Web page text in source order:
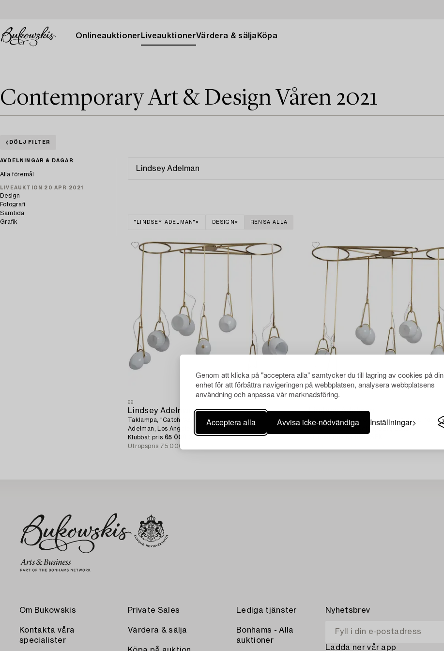
Genom att klicka på "acceptera alla" samtycker du till lagring av cookies på din
enhet för att förbättra navigeringen på webbplatsen, analysera webbplatsens
användning och anpassa vår marknadsföring.
Acceptera alla Avvisa icke-nödvändiga Inställningar
Onlineauktioner LiveauktionerVärdera & sälja Köpa
Contemporary Art & Design Våren 2021
DÖLJ FILTER
AVDELNINGAR & DAGAR
Alla föremål
LIVEAUKTION 20 APR 2021
Design
Fotografi
Samtida
Grafik
"LINDSEY ADELMAN" DESIGN RENSA ALLA
99
Lindsey Adelman
Taklampa, "Catch CS.07.01." Studio Lindsey
Adelman, Los Angeles, USA, 2016.
Klubbat pris 65 000 SEK
Utropspris 75 000 - 100 000 SEK
Lindsey Adelman
Taklampa, "Catch CS.07.01." Studio Lindsey
Om Bukowskis
Kontakta våra
specialister
Private Sales
Värdera & sälja
Lediga tjänster
Bonhams - Alla
auktioner
Nyhetsbrev
Ladda ner vår app